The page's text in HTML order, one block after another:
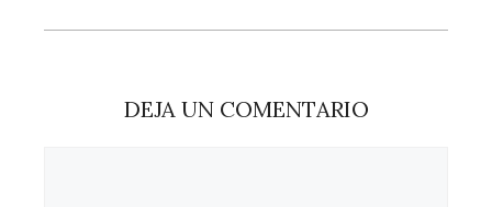
DEJA UN COMENTARIO